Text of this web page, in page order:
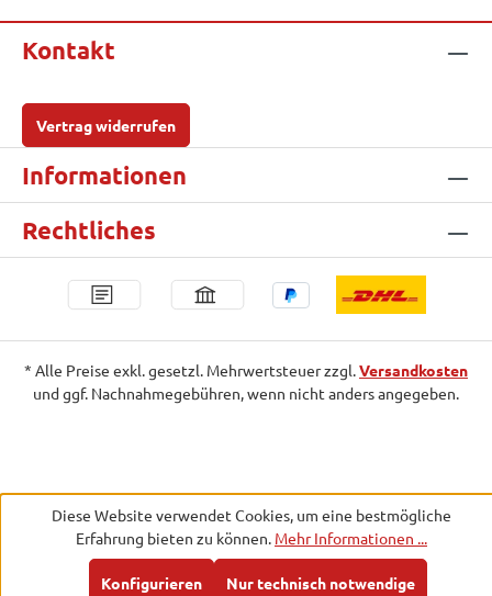
Kontakt
Vertrag widerrufen
Informationen
Rechtliches
* Alle Preise exkl. gesetzl. Mehrwertsteuer zzgl.Versandkosten
und ggf. Nachnahmegebühren, wenn nicht anders angegeben.
Diese Website verwendet Cookies, um eine bestmögliche
Erfahrung bieten zu können. Mehr Informationen ...
Nur technisch notwendige
Konfigurieren